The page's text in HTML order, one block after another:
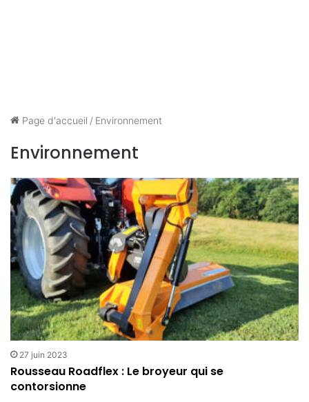
Page d'accueil / Environnement
Environnement
27 juin 2023
Rousseau Roadflex : Le broyeur qui se
contorsionne